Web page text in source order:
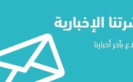
الإخبارية​
أخبارنا